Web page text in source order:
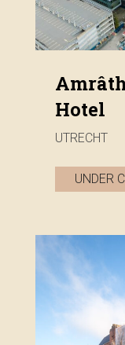
Hotel
UTRECHT
UNDER